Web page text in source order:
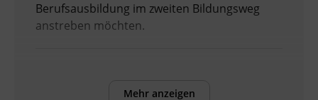
Berufsausbildung im zweiten Bildungsweg
anstreben möchten.
Voraussetzung für die Teilnahme an diesem
Mehr anzeigen